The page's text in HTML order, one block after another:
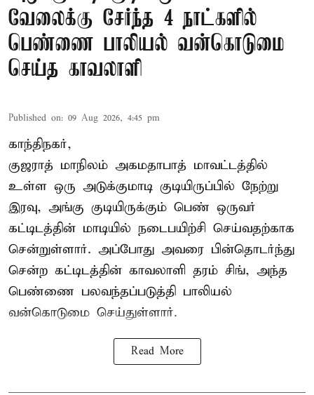
வேலைக்கு சேர்ந்த 4 நாட்களில்
பெண்ணை பாலியல் வன்கொடுமை
செய்த காவலாளி
Published on: 09 Aug 2026, 4:45 pm
காந்திநகர்,
குஜராத் மாநிலம் அகமதாபாத் மாவட்டத்தில்
உள்ள ஒரு அடுக்குமாடி குடியிருப்பில் நேற்று
இரவு, அங்கு குடியிருக்கும் பெண் ஒருவர்
கட்டிடத்தின் மாடியில் நடைபயிற்சி செய்வதற்காக
சென்றுள்ளார். அப்போது அவரை பின்தொடர்ந்து
சென்ற கட்டிடத்தின் காவலாளி தரம் சிங், அந்த
பெண்ணை பலவந்தப்படுத்தி பாலியல்
வன்கொடுமை செய்துள்ளார்.
Read More